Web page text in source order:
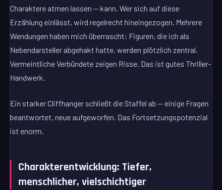
Charaktere atmen lassen — kann. Wer sich auf diese
Erzählung einlässt, wird regelrecht hineingezogen. Mehrere
Wendungen haben mich überrascht: Figuren, die ich als
Nebendarsteller abgehakt hatte, werden plötzlich zentral.
Vermeintliche Verbündete zeigen Risse. Das ist gutes Thriller-
Handwerk.
Ein starker Cliffhanger schließt die Staffel ab — einige Fragen
beantwortet, neue aufgeworfen. Das Fortsetzungspotenzial
ist enorm.
Charakterentwicklung: Tiefer,
menschlicher, vielschichtiger